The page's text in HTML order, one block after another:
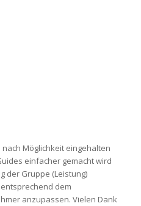
Möglichkeit eingehalten
einfacher gemacht wird
der Gruppe (Leistung)
dem
anzupassen. Vielen Dank